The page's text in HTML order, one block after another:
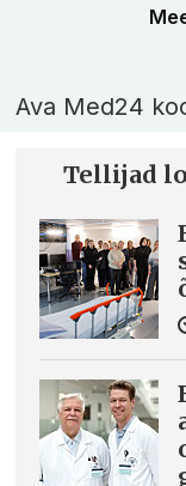
Ava Med24
Tellijad